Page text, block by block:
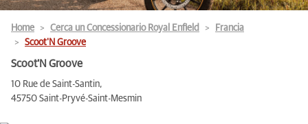
Home Cerca un Concessionario Royal Enfield
Francia
Scoot'N Groove
Scoot'N Groove
10 Rue de Saint-Santin,
45750 Saint-Pryvé-Saint-Mesmin